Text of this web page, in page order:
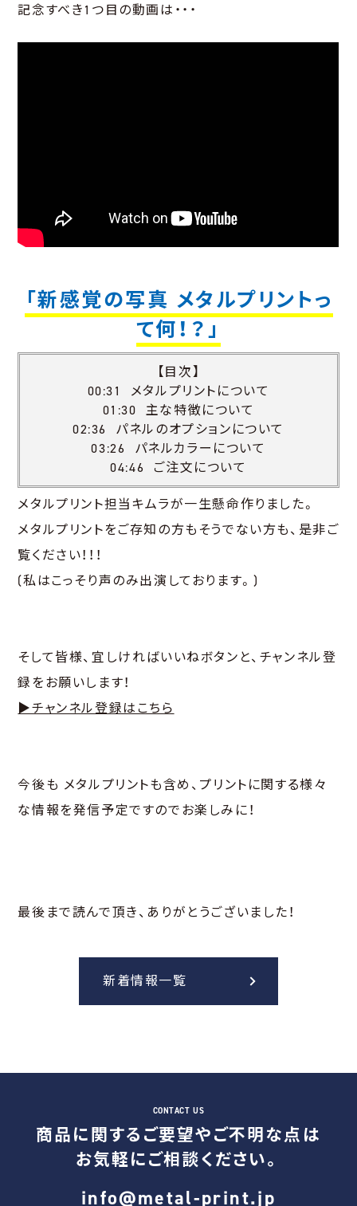
記念すべき1つ目の動画は・・・
「新感覚の写真 メタルプリントっ
て何！？」
【目次】
00:31 メタルプリントについて
01:30 主な特徴について
02:36 パネルのオプションについて
03:26 パネルカラーについて
04:46 ご注文について
メタルプリント担当キムラが一生懸命作りました。
メタルプリントをご存知の方もそうでない方も、是非ご
覧ください！！！
(私はこっそり声のみ出演しております。)
そして皆様、宜しければいいねボタンと、チャンネル登
録をお願いします！
▶チャンネル登録はこちら
今後も メタルプリントも含め、プリントに関する様々
な情報を発信予定ですのでお楽しみに！
最後まで読んで頂き、ありがとうございました！
新着情報一覧
商品に関するご要望やご不明な点は
お気軽にご相談ください。
info@metal-print.jp